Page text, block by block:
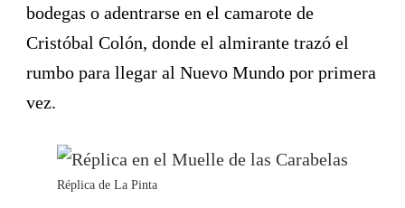
bodegas o adentrarse en el camarote de
Cristóbal Colón, donde el almirante trazó el
rumbo para llegar al Nuevo Mundo por primera
vez.
Réplica de La Pinta